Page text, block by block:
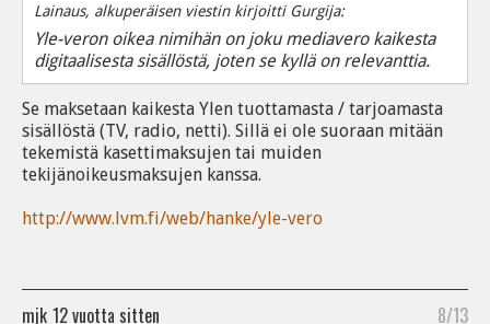
Lainaus, alkuperäisen viestin kirjoitti Gurgija:
Yle-veron oikea nimihän on joku mediavero kaikesta
digitaalisesta sisällöstä, joten se kyllä on relevanttia.
Se maksetaan kaikesta Ylen tuottamasta / tarjoamasta
sisällöstä (TV, radio, netti). Sillä ei ole suoraan mitään
tekemistä kasettimaksujen tai muiden
tekijänoikeusmaksujen kanssa.
http://www.lvm.fi/web/hanke/yle-vero
mjk 12 vuotta sitten 8/13